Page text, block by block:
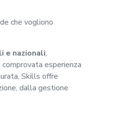
che vogliono
e nazionali,
esperienza
Skills offre
dalla gestione